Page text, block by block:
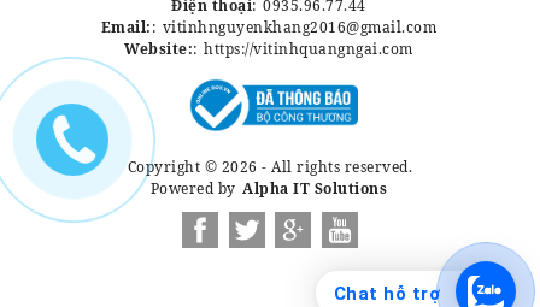
Chat hỗ trợ
Điện thoại: 0935.96.77.44
Email:: vitinhnguyenkhang2016@gmail.com
Website:: https://vitinhquangngai.com
Copyright © 2026 - All rights reserved.
Powered by Alpha IT Solutions